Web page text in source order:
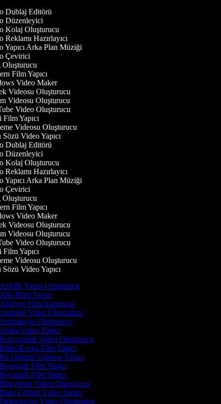
Dublaj Editörü
Düzenleyici
Kolaj Oluşturucu
Hazırlayıcı
Arka Plan Müziği
Çevirici
Film Yapıcı
Video Maker
Videosu Oluşturucu
Videosu Oluşturucu
Video Oluşturucu
Yapıcı
Videosu Oluşturucu
Video Yapıcı
Dublaj Editörü
Düzenleyici
Kolaj Oluşturucu
Hazırlayıcı
Arka Plan Müziği
Çevirici
Film Yapıcı
Video Maker
Videosu Oluşturucu
Videosu Oluşturucu
Video Oluşturucu
Yapıcı
Videosu Oluşturucu
Video Yapıcı
Video Oluşturucu
Filmi Yapıcı
Film Yapımcısı
Video Oluşturucu
Oluşturucu
Video Yapıcı
Video Oluşturucu
Kurgu Film Yapıcı
Günüm Videosu Yapıcı
Film Yapıcı
Film Yapıcı
Video Oluşturucu
Eğitimi Video Yapıcı
Video Oluşturucu